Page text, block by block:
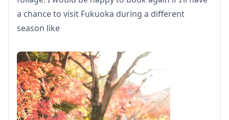
・Data foto (100+ file asli)
・Koreksi warna hingga 10 foto sesuai permintaan
atau mengubah bentuk tubuh, fitur wajah, latar
belakang, atau menghapus objek.
Yang Tidak Termasuk
・Biaya masuk atau reservasi tiket untuk fasilitas
a chance to visit Fukuoka during a different
season like